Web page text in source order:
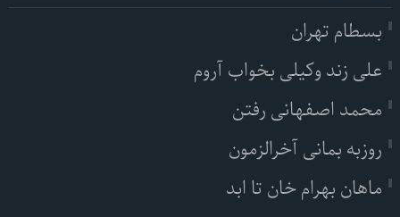
بسطام تهران
علی زند وکیلی بخواب آروم
محمد اصفهانی رفتن
روزبه بمانی آخرالزمون
ماهان بهرام خان تا ابد